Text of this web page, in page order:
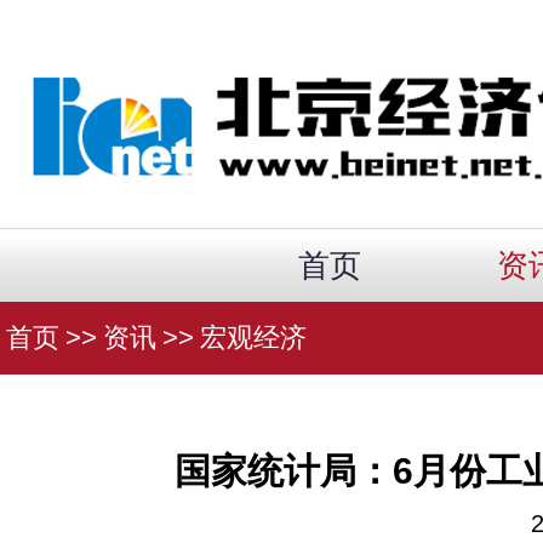
首页 资
首页 >> 资讯 >> 宏观经济
国家统计局：6月份工